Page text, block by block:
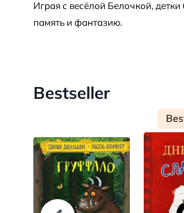
Играя с весёлой Белочкой,
память и фантазию.
Bestseller